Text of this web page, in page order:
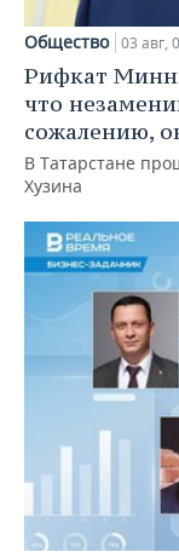
Общество 03 авг,
Рифкат
что
сожалению,
В Татарстане
Хузина